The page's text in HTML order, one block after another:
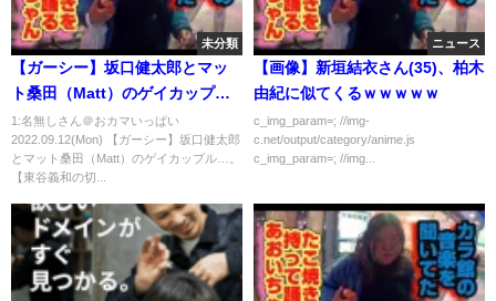
未分類
【ガーシー】坂口健太郎とマッ
ト桑田（Matt）のゲイカップ
ル…。【東谷義和の切り抜き】
1:名無しさん＠おカマいっぱい
2022.09.12(Mon) 【ガーシー】坂口健太郎
とマット桑田（Matt）のゲイカップル…。
【東谷義和の切...
ニュース
【画像】新垣結衣さん(35)、柏木
由紀に似てくるｗｗｗｗｗ
c_img_param=; //img-
c.net/output/category/anime.js
c_img_param=; //img...